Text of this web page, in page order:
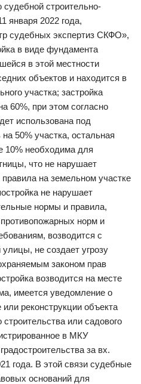
строительно-
января 2022 года,
судебных экспертиз СКФО»,
в виде фундамента
в этой местности
объектов и находится в
участка; застройка
60%, при этом согласно
использована под
50% участка, остальная
10% необходима для
что не нарушает
на земельном участке
не нарушает
нормы и правила,
норм и
возводится с
не создает угрозу
законом прав
возводится на месте
имеется уведомление о
реконструкции объекта
или садового
в МКУ
за вх.
года. В этой связи судебные
оснований для